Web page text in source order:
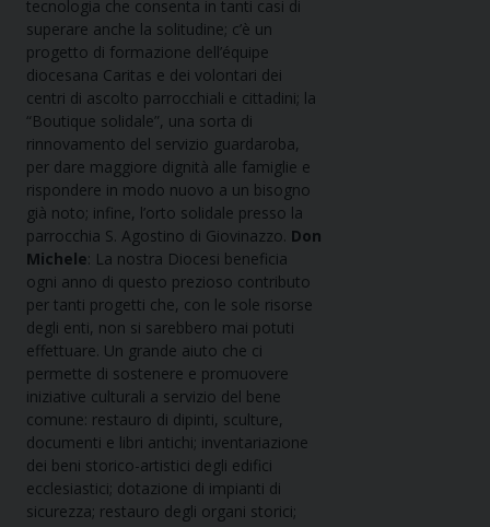
tecnologia che consenta in tanti casi di
superare anche la solitudine; c’è un
progetto di formazione dell’équipe
diocesana Caritas e dei volontari dei
centri di ascolto parrocchiali e cittadini; la
“Boutique solidale”, una sorta di
rinnovamento del servizio guardaroba,
per dare maggiore dignità alle famiglie e
rispondere in modo nuovo a un bisogno
già noto; infine, l’orto solidale presso la
parrocchia S. Agostino di Giovinazzo. Don
Michele: La nostra Diocesi beneficia
ogni anno di questo prezioso contributo
per tanti progetti che, con le sole risorse
degli enti, non si sarebbero mai potuti
effettuare. Un grande aiuto che ci
permette di sostenere e promuovere
iniziative culturali a servizio del bene
comune: restauro di dipinti, sculture,
documenti e libri antichi; inventariazione
dei beni storico-artistici degli edifici
ecclesiastici; dotazione di impianti di
sicurezza; restauro degli organi storici;